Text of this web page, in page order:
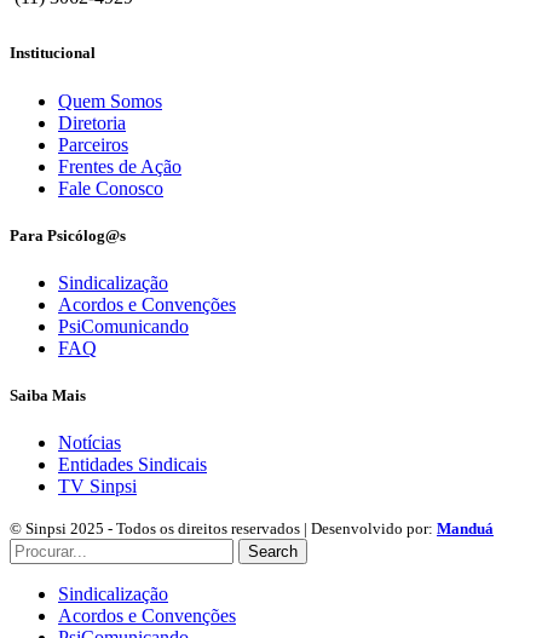
Institucional
Quem Somos
Diretoria
Parceiros
Frentes de Ação
Fale Conosco
Para Psicólog@s
Sindicalização
Acordos e Convenções
PsiComunicando
FAQ
Saiba Mais
Notícias
Entidades Sindicais
TV Sinpsi
© Sinpsi 2025 - Todos os direitos reservados | Desenvolvido por: Manduá
Search
Sindicalização
Acordos e Convenções